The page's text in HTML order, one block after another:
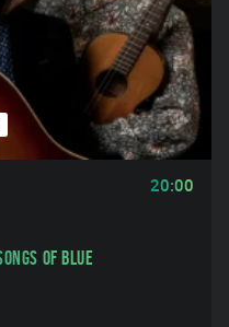
20:00
of Blue